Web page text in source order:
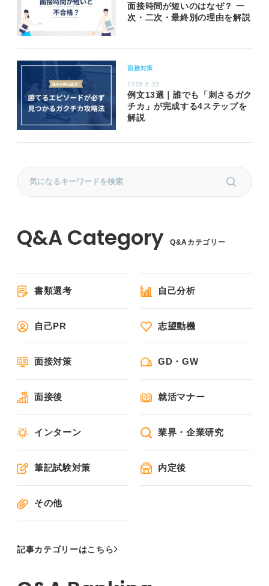
面接時間が短いのはなぜ？ 一
次・二次・最終別の理由を解説
面接対策
2026.6.23
例文13選｜誰でも「刺さるガク
チカ」が完成する4ステップを
解説
Q&Aカテゴリー
書類選考 自己分析
自己PR 志望動機
面接対策 GD・GW
面接後 就活マナー
インターン 業界・企業研究
筆記試験対策 内定後
その他
記事カテゴリーはこちら